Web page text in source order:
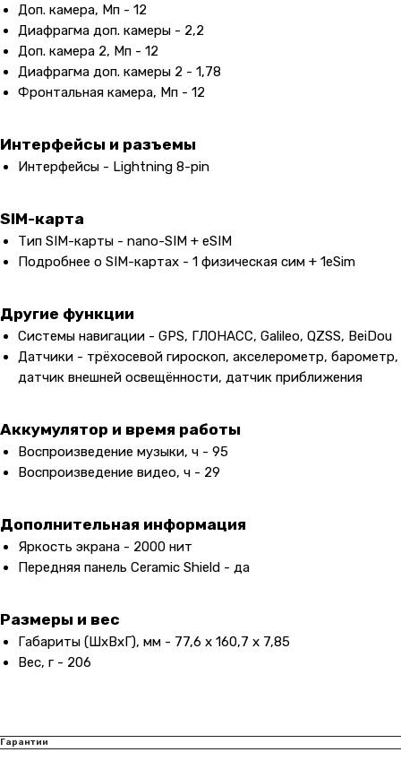
Доп. камера, Мп - 12
Диафрагма доп. камеры - 2,2
Доп. камера 2, Мп - 12
Диафрагма доп. камеры 2 - 1,78
Фронтальная камера, Мп - 12
Интерфейсы и разъемы
Интерфейсы - Lightning 8-pin
SIM-карта
Тип SIM-карты - nano-SIM + eSIM
Подробнее о SIM-картах - 1 физическая сим + 1eSim
Другие функции
Системы навигации - GPS, ГЛОНАСС, Galileo, QZSS, BeiDou
Датчики - трёхосевой гироскоп, акселерометр, барометр,
датчик внешней освещённости, датчик приближения
Аккумулятор и время работы
Воспроизведение музыки, ч - 95
Воспроизведение видео, ч - 29
Дополнительная информация
Яркость экрана - 2000 нит
Передняя панель Ceramic Shield - да
Размеры и вес
Габариты (ШxВxГ), мм - 77,6 x 160,7 x 7,85
Вес, г - 206
Гарантии